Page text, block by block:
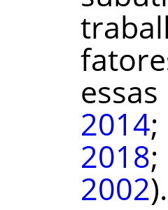
2014;
2018;
2002).